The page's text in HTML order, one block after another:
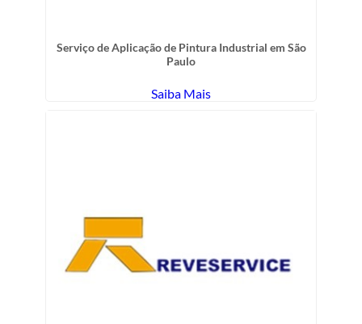
Serviço de Aplicação de Pintura Industrial em São
Paulo
Saiba Mais